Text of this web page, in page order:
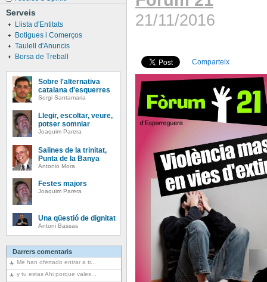
Serveis
Llista d'Entitats
Botigues i Comerços
Taulell d'Anuncis
Borsa de Treball
Sobre l'alternativa
catalana d'esquerres
Sergi Santamaria
Llegir, escoltar, veure,
potser somniar
Joaquim Parera
Salines de la trinitat,
Punta de la Banya
Antonio Mora
Festes majors
Joaquim Parera
Una qüestió de dignitat
Antoni Bassas
Darrers comentaris
Me han ofertado entrar a tr...
y tu estas Ahi porque vales...
21/11/2016
Comparteix